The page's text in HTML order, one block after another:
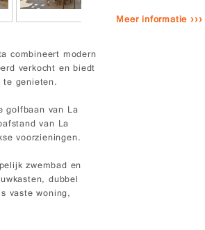
Meer informatie ›››
combineert modern
verkocht en biedt
genieten.
golfbaan van La
van La
voorzieningen.
zwembad en
dubbel
vaste woning,